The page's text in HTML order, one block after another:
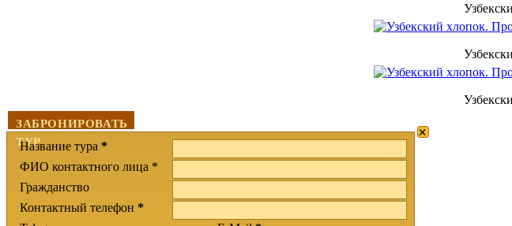
ЗАБРОНИРОВАТЬ
ТУР
×
Название тура *
ФИО контактного лица *
Гражданство
Контактный телефон *